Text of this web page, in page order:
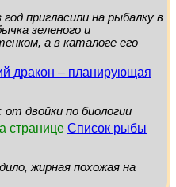
пригласили на рыбалку в
зеленого и
а в каталоге его
дракон – планирующая
двойки по биологии
странице Список рыбы
жирная похожая на